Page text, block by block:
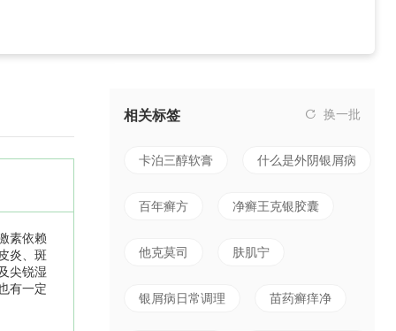
素依赖
炎、斑
尖锐湿
有一定
相关标签 换一批
卡泊三醇软膏 什么是外阴银屑病
百年癣方 净癣王克银胶囊
他克莫司 肤肌宁
银屑病日常调理 苗药癣痒净